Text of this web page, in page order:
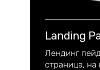
Landing
Лендинг
страница, на